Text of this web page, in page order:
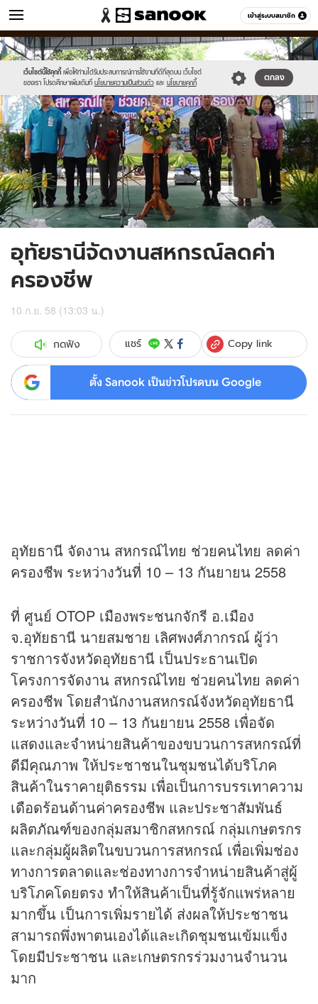
เข้าสู่ระบบสมาชิก
ข่าว หมวดอื่นๆ
เว็บไซต์นี้ใช้คุกกี้ เพื่อให้ท่านได้รับประสบการณ์การใช้งานที่ดีที่สุดบน เว็บไซต์
ของเรา โปรดศึกษาเพิ่มเติมที่ นโยบายความเป็นส่วนตัว และ นโยบายคุกกี้
ตกลง
Sanook
//s.isanook.com/sr/0/images/logo-
new-
sanook.png
600
60
//s.isanook.com/ns/0/ud/372/1863082/644964-
01.jpg
อุทัยธานีจัดงานสหกรณ์ลดค่า
ครองชีพ
10 ก.ย. 58 (13:03 น.)
กดฟัง แชร์ Copy link
ตั้ง Sanook เป็นข่าวโปรดบน Google
อุทัยธานี จัดงาน สหกรณ์ไทย ช่วยคนไทย ลดค่า
ครองชีพ ระหว่างวันที่ 10 – 13 กันยายน 2558
ที่ ศูนย์ OTOP เมืองพระชนกจักรี อ.เมือง
จ.อุทัยธานี นายสมชาย เลิศพงศ์ภากรณ์ ผู้ว่า
ราชการจังหวัดอุทัยธานี เป็นประธานเปิด
โครงการจัดงาน สหกรณ์ไทย ช่วยคนไทย ลดค่า
ครองชีพ โดยสำนักงานสหกรณ์จังหวัดอุทัยธานี
ระหว่างวันที่ 10 – 13 กันยายน 2558 เพื่อจัด
แสดงและจำหน่ายสินค้าของขบวนการสหกรณ์ที่
ดีมีคุณภาพ ให้ประชาชนในชุมชนได้บริโภค
สินค้าในราคายุติธรรม เพื่อเป็นการบรรเทาความ
เดือดร้อนด้านค่าครองชีพ และประชาสัมพันธ์
ผลิตภัณฑ์ของกลุ่มสมาชิกสหกรณ์ กลุ่มเกษตรกร
และกลุ่มผู้ผลิตในขบวนการสหกรณ์ เพื่อเพิ่มช่อง
ทางการตลาดและช่องทางการจำหน่ายสินค้าสู่ผู้
บริโภคโดยตรง ทำให้สินค้าเป็นที่รู้จักแพร่หลาย
มากขึ้น เป็นการเพิ่มรายได้ ส่งผลให้ประชาชน
สามารถพึ่งพาตนเองได้และเกิดชุมชนเข้มแข็ง
โดยมีประชาชน และเกษตรกรร่วมงานจำนวน
มาก